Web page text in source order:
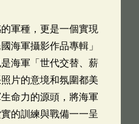
軍種，更是一個實現
海軍攝影作品專輯」
海軍「世代交替、薪
片的意境和氛圍都美
命力的源頭，將海軍
的訓練與戰備一一呈